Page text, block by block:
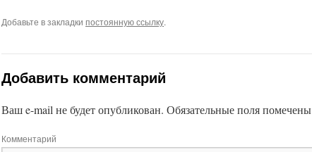
Добавьте в закладки постоянную ссылку.
Добавить комментарий
Ваш e-mail не будет опубликован. Обязательные поля помечены
Комментарий